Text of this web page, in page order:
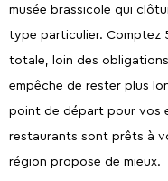
musée brassicole qui
type particulier. Comptez
totale, loin des
empêche de rester plus
point de départ pour vos
restaurants sont prêts à
région propose de mieux.